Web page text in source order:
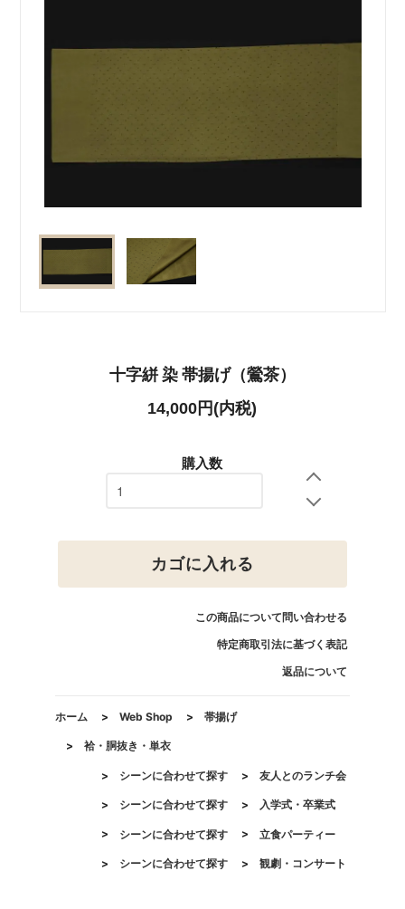
十字絣 染 帯揚げ（鶯茶）
14,000円(内税)
購入数
カゴに入れる
この商品について問い合わせる
特定商取引法に基づく表記
返品について
ホーム > Web Shop > 帯揚げ
> 袷・胴抜き・単衣
> シーンに合わせて探す > 友人とのランチ会
> シーンに合わせて探す > 入学式・卒業式
> シーンに合わせて探す > 立食パーティー
> シーンに合わせて探す > 観劇・コンサート